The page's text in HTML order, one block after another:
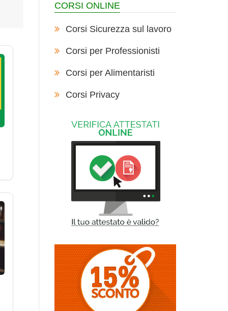
CORSI ONLINE
Corsi Sicurezza sul lavoro
Corsi per Professionisti
Corsi per Alimentaristi
Corsi Privacy